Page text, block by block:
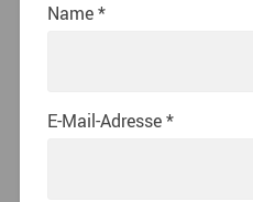
Name*
E-Mail-Adresse*